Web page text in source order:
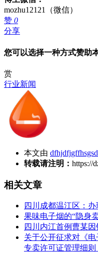
mozhu12121（微信）
赞 0
分享
您可以选择一种方式赞助
赏
行业新闻
本文由
转载请注明： https://
相关文章
四川成都温江区：
果味电子烟的“隐身
四川内江首例曹某
关于公开征求对《
专卖许可证管理细